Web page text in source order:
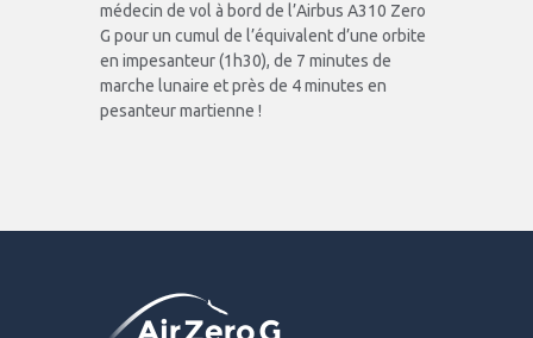
médecin de vol à bord de l’Airbus A310 Zero
G pour un cumul de l’équivalent d’une orbite
en impesanteur (1h30), de 7 minutes de
marche lunaire et près de 4 minutes en
pesanteur martienne !